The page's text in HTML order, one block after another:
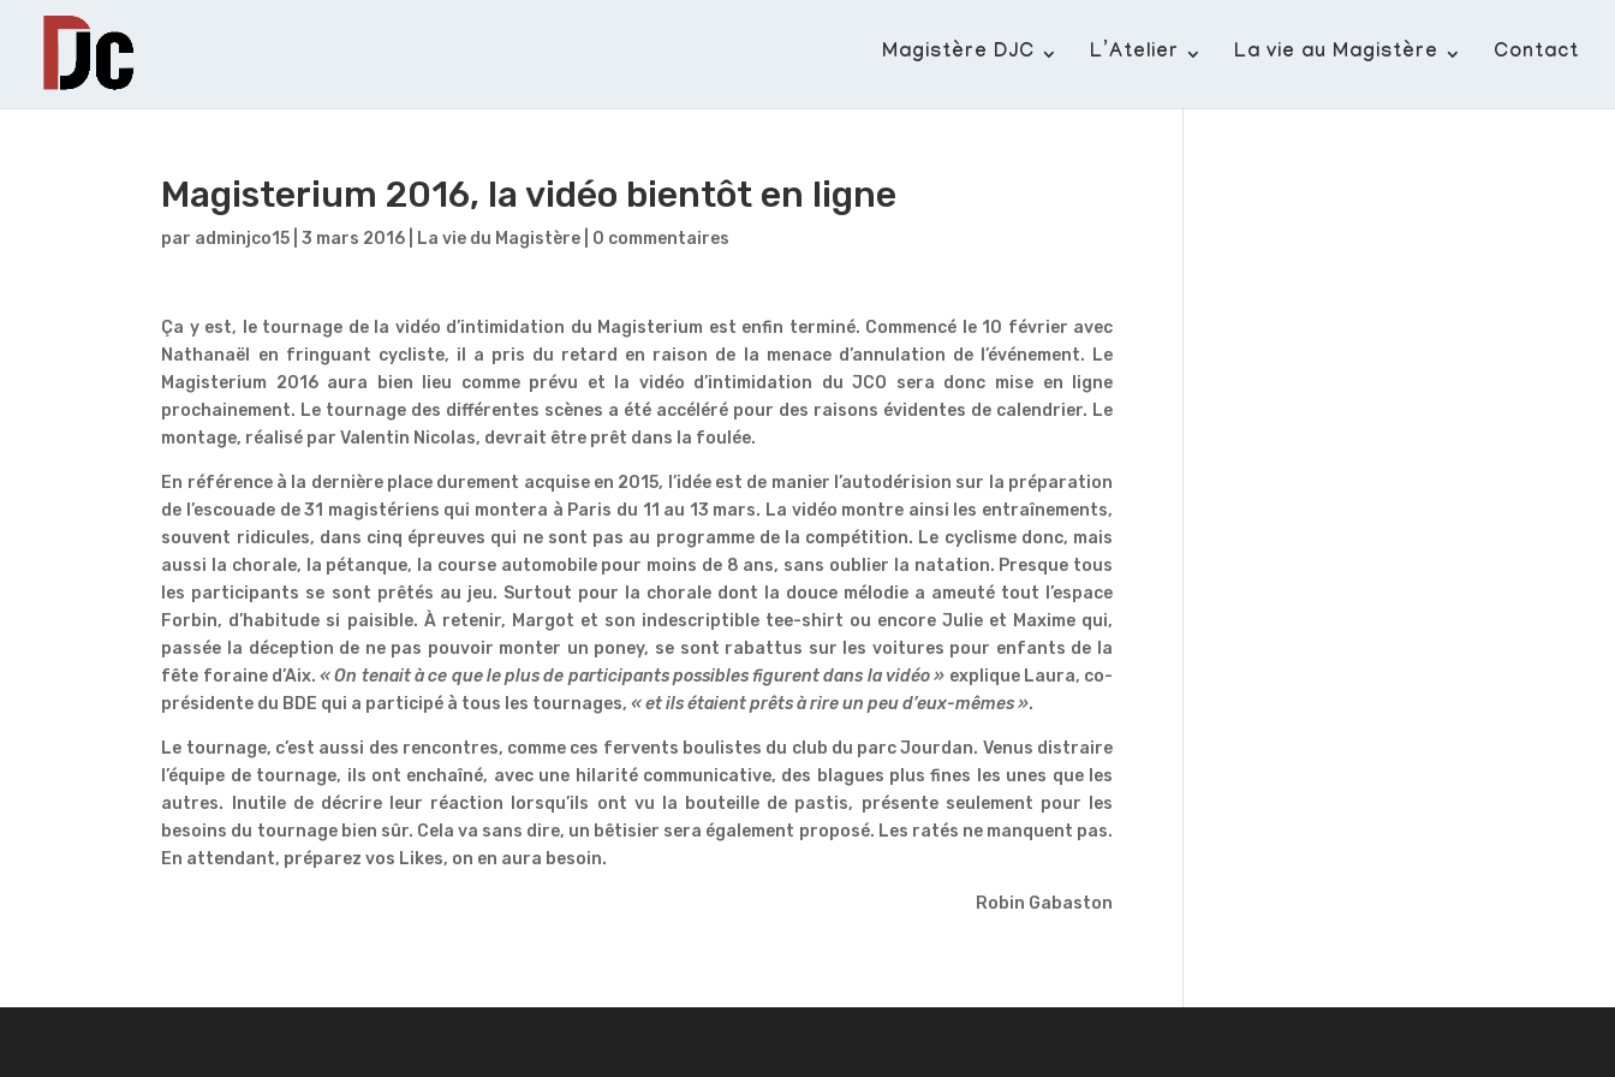
Magistère DJC L’Atelier La vie au Magistère Contact
Magisterium 2016, la vidéo bientôt en ligne
par adminjco15 |3 mars 2016 La vie du Magistère 0 commentaires
Ça y est, le tournage de la vidéo d’intimidation du Magisterium est enfin terminé. Commencé le 10 février avec
Nathanaël en fringuant cycliste, il a pris du retard en raison de la menace d’annulation de l’événement. Le
Magisterium 2016 aura bien lieu comme prévu et la vidéo d’intimidation du JCO sera donc mise en ligne
prochainement. Le tournage des différentes scènes a été accéléré pour des raisons évidentes de calendrier. Le
montage, réalisé par Valentin Nicolas, devrait être prêt dans la foulée.
En référence à la dernière place durement acquise en 2015, l’idée est de manier l’autodérision sur la préparation
de l’escouade de 31 magistériens qui montera à Paris du 11 au 13 mars. La vidéo montre ainsi les entraînements,
souvent ridicules, dans cinq épreuves qui ne sont pas au programme de la compétition. Le cyclisme donc, mais
aussi la chorale, la pétanque, la course automobile pour moins de 8 ans, sans oublier la natation. Presque tous
les participants se sont prêtés au jeu. Surtout pour la chorale dont la douce mélodie a ameuté tout l’espace
Forbin, d’habitude si paisible. À retenir, Margot et son indescriptible tee-shirt ou encore Julie et Maxime qui,
passée la déception de ne pas pouvoir monter un poney, se sont rabattus sur les voitures pour enfants de la
fête foraine d’Aix.« On tenait à ce que le plus de participants possibles figurent dans la vidéo » explique Laura, co-
présidente du BDE qui a participé à tous les tournages,« et ils étaient prêts à rire un peu d’eux-mêmes ».
Le tournage, c’est aussi des rencontres, comme ces fervents boulistes du club du parc Jourdan. Venus distraire
l’équipe de tournage, ils ont enchaîné, avec une hilarité communicative, des blagues plus fines les unes que les
autres. Inutile de décrire leur réaction lorsqu’ils ont vu la bouteille de pastis, présente seulement pour les
besoins du tournage bien sûr. Cela va sans dire, un bêtisier sera également proposé. Les ratés ne manquent pas.
En attendant, préparez vos Likes, on en aura besoin.
Robin Gabaston